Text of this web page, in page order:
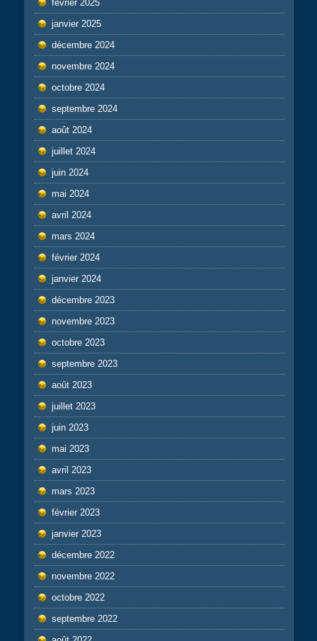
février 2025
janvier 2025
décembre 2024
novembre 2024
octobre 2024
septembre 2024
août 2024
juillet 2024
juin 2024
mai 2024
avril 2024
mars 2024
février 2024
janvier 2024
décembre 2023
novembre 2023
octobre 2023
septembre 2023
août 2023
juillet 2023
juin 2023
mai 2023
avril 2023
mars 2023
février 2023
janvier 2023
décembre 2022
novembre 2022
octobre 2022
septembre 2022